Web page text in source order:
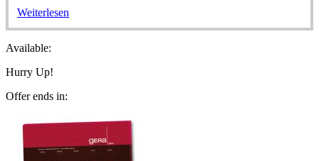
Weiterlesen
Available:
Hurry Up!
Offer ends in: